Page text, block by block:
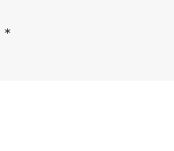
*